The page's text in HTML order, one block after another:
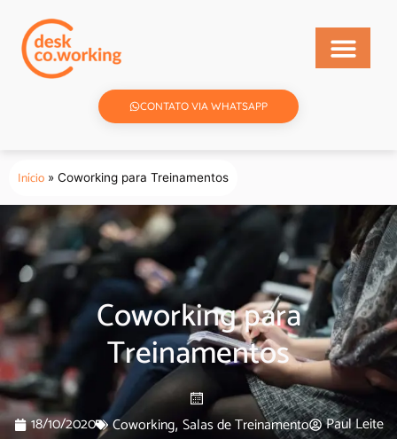
CONTATO VIA WHATSAPP
Início » Coworking para Treinamentos
Coworking para
Treinamentos
18/10/2020 Coworking, Salas de Treinamento Paul Leite